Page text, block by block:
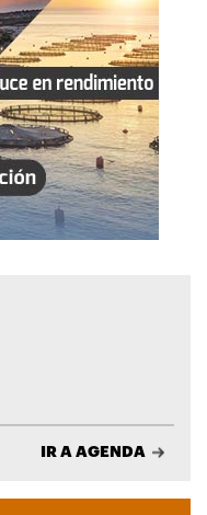
IR A AGENDA